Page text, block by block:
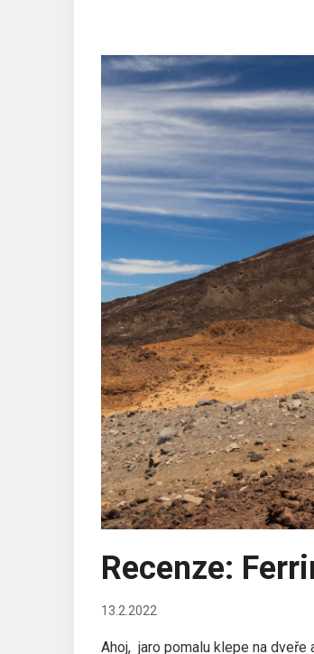
Recenze:
13.2.2022
Ahoj, jaro pomalu klepe na